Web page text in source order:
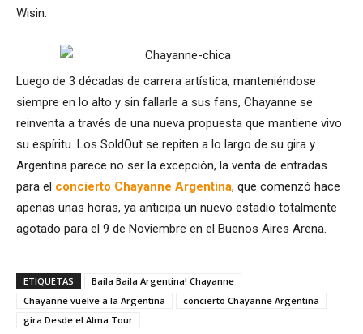
Wisin.
Luego de 3 décadas de carrera artística, manteniéndose
siempre en lo alto y sin fallarle a sus fans, Chayanne se
reinventa a través de una nueva propuesta que mantiene vivo
su espíritu. Los SoldOut se repiten a lo largo de su gira y
Argentina parece no ser la excepción, la venta de entradas
para el concierto Chayanne Argentina, que comenzó hace
apenas unas horas, ya anticipa un nuevo estadio totalmente
agotado para el 9 de Noviembre en el Buenos Aires Arena.
ETIQUETAS
Baila Baila Argentina! Chayanne
Chayanne vuelve a la Argentina
concierto Chayanne Argentina
gira Desde el Alma Tour